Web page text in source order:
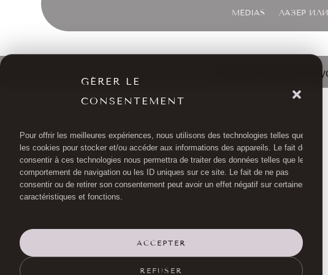
GÉRER LE
CONSENTEMENT
Pour offrir les meilleures expériences, nous utilisons des technologies telles que
les cookies pour stocker et/ou accéder aux informations des appareils. Le fait de
consentir à ces technologies nous permettra de traiter des données telles que le
comportement de navigation ou les ID uniques sur ce site. Le fait de ne pas
consentir ou de retirer son consentement peut avoir un effet négatif sur certaines
caractéristiques et fonctions.
ACCEPTER
REFUSER
MÉDIAS
ЛАЗЕР
©Docteur Bernard